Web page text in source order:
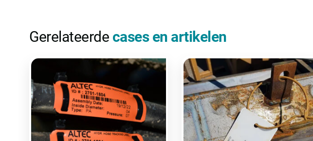
Gerelateerde cases en artikelen